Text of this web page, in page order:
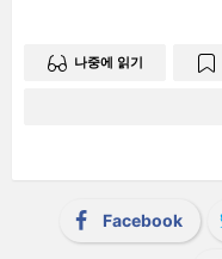
나중에 읽기
Facebook